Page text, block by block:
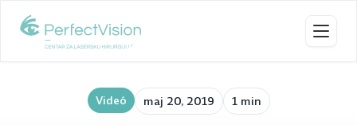
Videó maj 20, 2019 1 min